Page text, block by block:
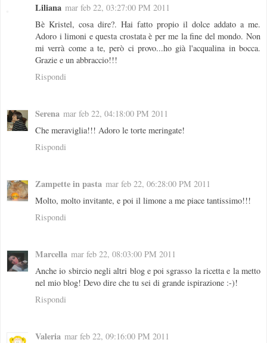
Liliana mar feb 22, 03:27:00 PM 2011
Bè Kristel, cosa dire?. Hai fatto propio il dolce addato a me.
Adoro i limoni e questa crostata è per me la fine del mondo. Non
mi verrà come a te, però ci provo...ho già l'acqualina in bocca.
Grazie e un abbraccio!!!
Rispondi
Serena mar feb 22, 04:18:00 PM 2011
Che meraviglia!!! Adoro le torte meringate!
Rispondi
Zampette in pasta mar feb 22, 06:28:00 PM 2011
Molto, molto invitante, e poi il limone a me piace tantissimo!!!
Rispondi
Marcella mar feb 22, 08:03:00 PM 2011
Anche io sbircio negli altri blog e poi sgrasso la ricetta e la metto
nel mio blog! Devo dire che tu sei di grande ispirazione :-)!
Rispondi
Valeria mar feb 22, 09:16:00 PM 2011